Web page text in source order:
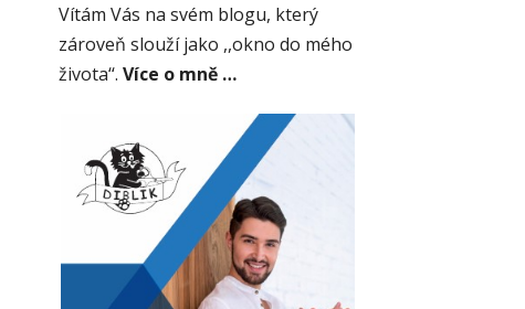
Vítám Vás na svém blogu, který
zároveň slouží jako ,,okno do mého
života‘‘. Více o mně …